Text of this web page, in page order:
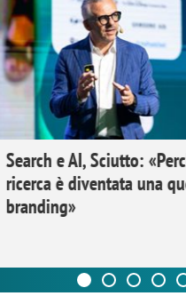
Search e AI, Sciutto:
ricerca è diventata una
branding»